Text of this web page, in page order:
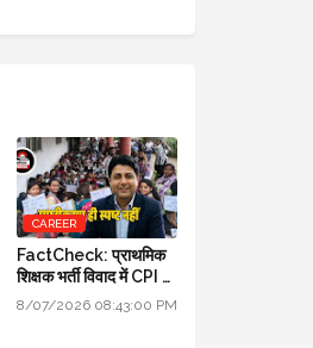
CAREER
FactCheck: प्राथमिक
शिक्षक भर्ती विवाद में CPI का
स्पष्टीकरण ही स्पष्ट नहीं
8/07/2026 08:43:00 PM